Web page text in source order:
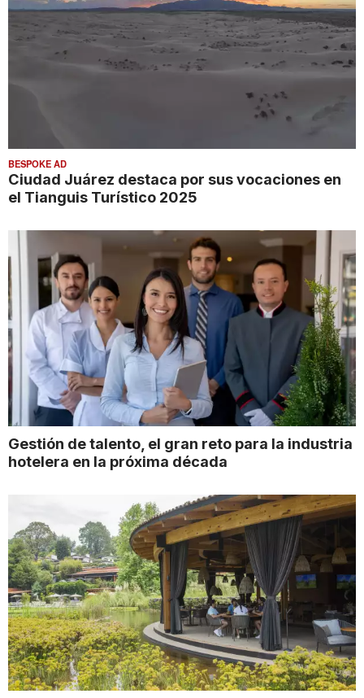
BESPOKE AD
Ciudad Juárez destaca por sus vocaciones en
el Tianguis Turístico 2025
Gestión de talento, el gran reto para la industria
hotelera en la próxima década